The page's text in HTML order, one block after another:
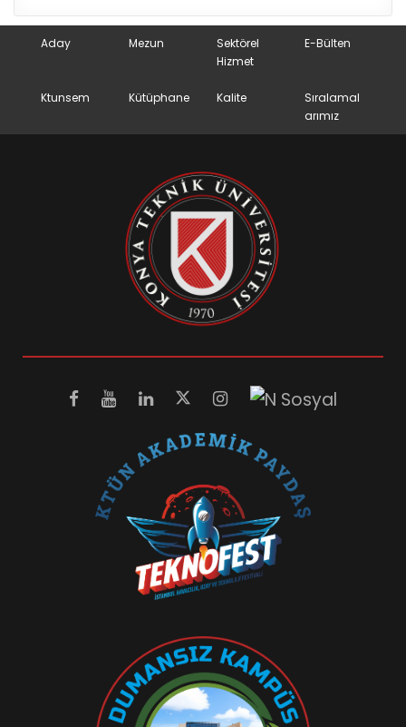
Aday Mezun
Sektörel
Hizmet
E-Bülten
Ktunsem Kütüphane Kalite
Sıralamal
arımız